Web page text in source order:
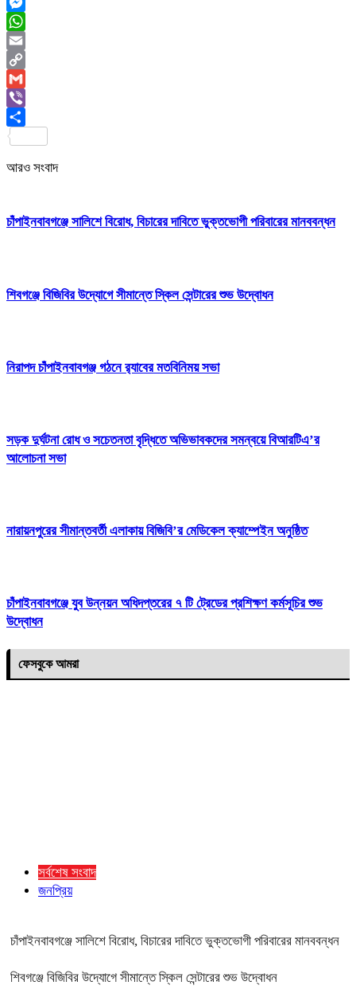
Messenger
WhatsApp
Email
Copy
Link
Gmail
Viber
আরও সংবাদ
চাঁপাইনবাবগঞ্জে সালিশে বিরোধ, বিচারের দাবিতে ভুক্তভোগী পরিবারের মানববন্ধন
শিবগঞ্জে বিজিবির উদ্যোগে সীমান্তে স্কিল সেন্টারের শুভ উদ্বোধন
নিরাপদ চাঁপাইনবাবগঞ্জ গঠনে র‍্যাবের মতবিনিময় সভা
সড়ক দুর্ঘটনা রোধ ও সচেতনতা বৃদ্ধিতে অভিভাবকদের সমন্বয়ে বিআরটিএ’র
আলোচনা সভা
নারায়নপুরের সীমান্তবর্তী এলাকায় বিজিবি’র মেডিকেল ক্যাম্পেইন অনুষ্ঠিত
চাঁপাইনবাবগঞ্জে‌ যুব উন্নয়ন অধিদপ্তরের ৭ টি ট্রেডের প্রশিক্ষণ কর্মসূচির শুভ
উদ্বোধন
ফেসবুকে আমরা
সর্বশেষ সংবাদ
জনপ্রিয়
চাঁপাইনবাবগঞ্জে সালিশে বিরোধ, বিচারের দাবিতে ভুক্তভোগী পরিবারের মানববন্ধন
শিবগঞ্জে বিজিবির উদ্যোগে সীমান্তে স্কিল সেন্টারের শুভ উদ্বোধন